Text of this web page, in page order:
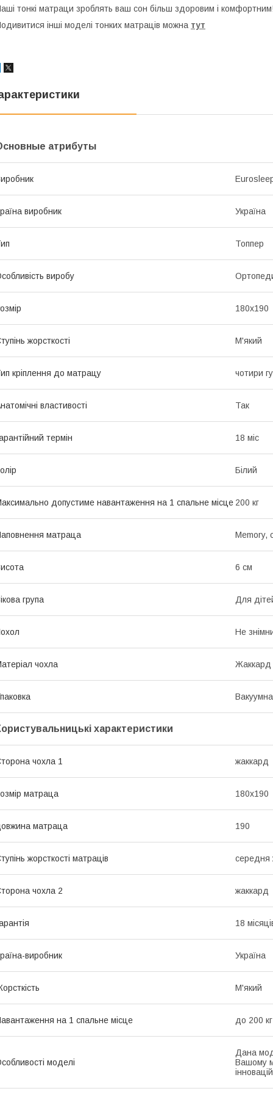
тонкі матраци зроблять ваш сон більш здоровим і
інші моделі тонких матраців можна тут
атрибуты
виробник Україна
Топпер
виробу
180x190
жорсткості М'який
кріплення до матрацу чотири
властивості Так
термін 18 міс
Білий
допустиме навантаження на 1 спальне місце 200 кг
матраца Memory,
6 см
група Для
Не
чохла Жаккард
Вакуумна
характеристики
чохла 1 жаккард
матраца 180х190
матраца 190
жорсткості матраців середня
чохла 2 жаккард
18
виробник Україна
М'який
на 1 спальне місце до 200 кг
моделі
Дана
Вашому